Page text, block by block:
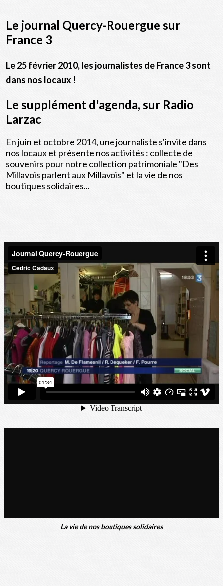
Le journal Quercy-Rouergue sur
France 3
Le 25 février 2010, les journalistes de France 3 sont
dans nos locaux !
Le supplément d'agenda, sur Radio
Larzac
En juin et octobre 2014, unejournaliste s'invite dans
nos locaux et présente nos activités : collecte de
souvenirs pour notre collection patrimoniale "Des
Millavois parlent aux Millavois" et la vie de nos
boutiques solidaires...
La vie de nos boutiques solidaires